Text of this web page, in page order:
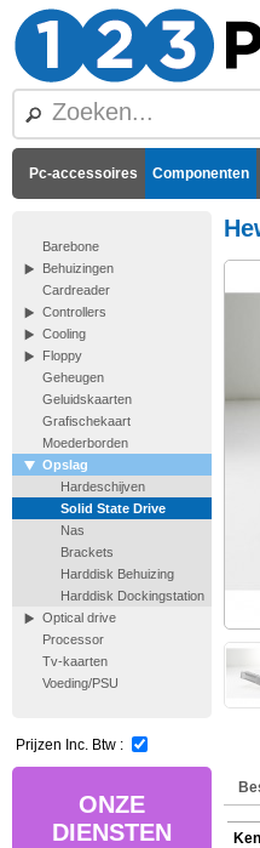
Pc-accessoires Componenten
Barebone
Behuizingen
Cardreader
Controllers
Cooling
Floppy
Geheugen
Geluidskaarten
Grafischekaart
Moederborden
Opslag
Hardeschijven
Solid State Drive
Nas
Brackets
Harddisk Behuizing
Harddisk Dockingstation
Optical drive
Processor
Tv-kaarten
Voeding/PSU
Prijzen Inc. Btw :
ONZE
DIENSTEN